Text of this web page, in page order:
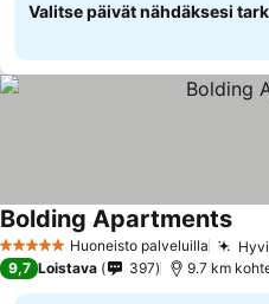
Valitse päivät nähdäksesi
5 TähtiluokitusHuoneisto palveluilla
Bolding Apartments
9,7 Loistava 397 9.7 km